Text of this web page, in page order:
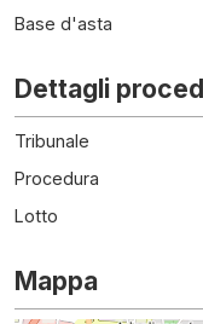
Base d'asta
Dettagli
Tribunale
Procedura
Lotto
Mappa